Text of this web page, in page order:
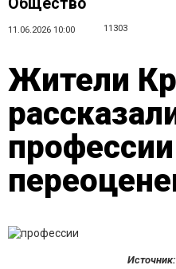
11.06.2026 10:00 11303
Жители